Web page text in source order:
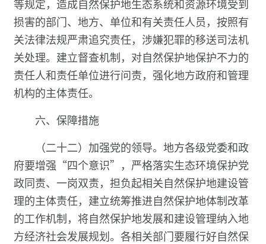
等规定，造成自然保护地生态系统和资源环境受到
损害的部门、地方、单位和有关责任人员，按照有
关法律法规严肃追究责任，涉嫌犯罪的移送司法机
关处理。建立督查机制，对自然保护地保护不力的
责任人和责任单位进行问责，强化地方政府和管理
机构的主体责任。
六、保障措施
（二十二）加强党的领导。地方各级党委和政
府要增强“四个意识”，严格落实生态环境保护党
政同责、一岗双责，担负起相关自然保护地建设管
理的主体责任，建立统筹推进自然保护地体制改革
的工作机制，将自然保护地发展和建设管理纳入地
方经济社会发展规划。各相关部门要履行好自然保